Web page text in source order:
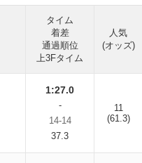
タイム
着差
通過順位
上3Fタイム
人気
(オッズ)
1:27.0
-
14-14
37.3
11
(61.3)